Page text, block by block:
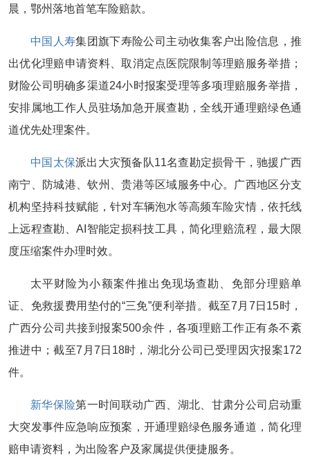
晨，鄂州落地首笔车险赔款。
中国人寿集团旗下寿险公司主动收集客户出险信息，推
出优化理赔申请资料、取消定点医院限制等理赔服务举措；
财险公司明确多渠道24小时报案受理等多项理赔服务举措，
安排属地工作人员驻场加急开展查勘，全线开通理赔绿色通
道优先处理案件。
中国太保派出大灾预备队11名查勘定损骨干，驰援广西
南宁、防城港、钦州、贵港等区域服务中心。广西地区分支
机构坚持科技赋能，针对车辆泡水等高频车险灾情，依托线
上远程查勘、AI智能定损科技工具，简化理赔流程，最大限
度压缩案件办理时效。
太平财险为小额案件推出免现场查勘、免部分理赔单
证、免救援费用垫付的“三免”便利举措。截至7月7日15时，
广西分公司共接到报案500余件，各项理赔工作正有条不紊
推进中；截至7月7日18时，湖北分公司已受理因灾报案172
件。
新华保险第一时间联动广西、湖北、甘肃分公司启动重
大突发事件应急响应预案，开通理赔绿色服务通道，简化理
赔申请资料，为出险客户及家属提供便捷服务。